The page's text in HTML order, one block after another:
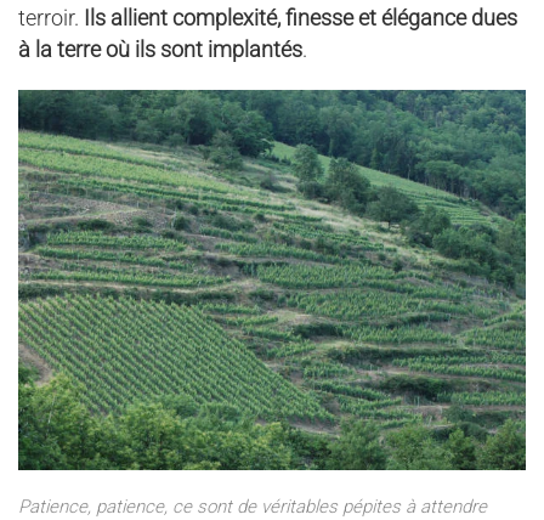
terroir. Ils allient complexité, finesse et élégance dues
à la terre où ils sont implantés.
Patience, patience, ce sont de véritables pépites à attendre